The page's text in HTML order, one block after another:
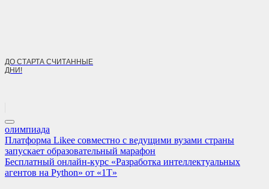
ДО СТАРТА СЧИТАННЫЕ
ДНИ!
олимпиада
Навигация
по
записям
Previous
Post:
Платформа Likee совместно с ведущими вузами страны
запускает образовательный марафон
Next
Post:
Бесплатный онлайн-курс «Разработка интеллектуальных
агентов на Python» от «1Т»